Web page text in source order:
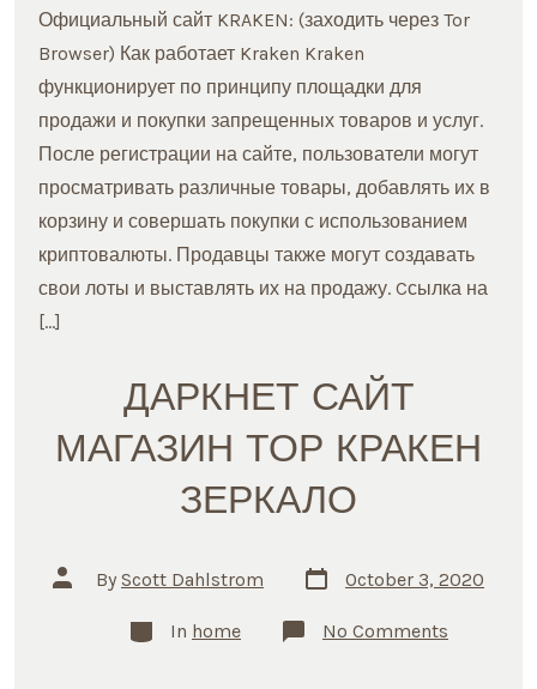
КРАКЕН
ТОР
Официальный сайт KRAKEN: (заходить через Tor
Browser) Как работает Kraken Kraken
функционирует по принципу площадки для
продажи и покупки запрещенных товаров и услуг.
После регистрации на сайте, пользователи могут
просматривать различные товары, добавлять их в
корзину и совершать покупки с использованием
криптовалюты. Продавцы также могут создавать
свои лоты и выставлять их на продажу. Cсылка на
[…]
ДАРКНЕТ САЙТ
МАГАЗИН ТОР КРАКЕН
ЗЕРКАЛО
Post
author
By Scott Dahlstrom
Post
date
October 3, 2020
Categories
In home No Comments